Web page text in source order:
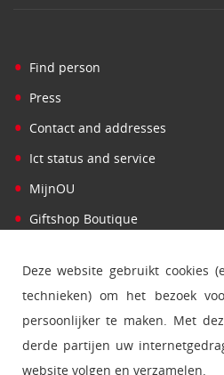
Deze website gebruikt cookies
technieken) om het bezoek
persoonlijker te maken. Met
derde partijen uw
website volgen en verzamelen.
• Find person
• Press
• Contact and addresses
• Ict status and service
• MijnOU
• Giftshop Boutique